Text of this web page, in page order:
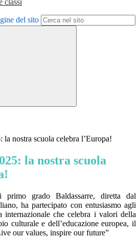
classi
del sito
la nostra scuola celebra l’Europa!
la nostra scuola
primo grado Baldassarre, diretta dal
ha partecipato con entusiasmo agli
internazionale che celebra i valori della
culturale e dell’educazione europea, il
our values, inspire our future”